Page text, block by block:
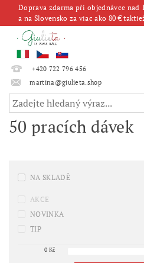
Doprava zdarma při objednávce nad
a na Slovensko za viac ako 80 €
+420 722 796 456
martina@giulieta.shop
50 pracích dávek
NA SKLADĚ
AKCE
NOVINKA
TIP
0 Kč